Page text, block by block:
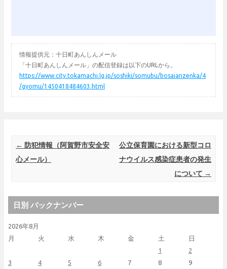
情報提供元：十日町あんしんメール
「十日町あんしんメール」の配信登録は以下のURLから。
https://www.city.tokamachi.lg.jp/soshiki/somubu/bosaianzenka/4
/gyomu/1450418484603.html
Post navigation
← 防犯情報（阿賀野市安全安
心メール）
公立保育園における新型コロ
ナウイルス感染症患者の発生
について →
日別 バックナンバー
2026年8月
月
火 水 木 金 土 日
1
2
3
4 5 6 7 8
9